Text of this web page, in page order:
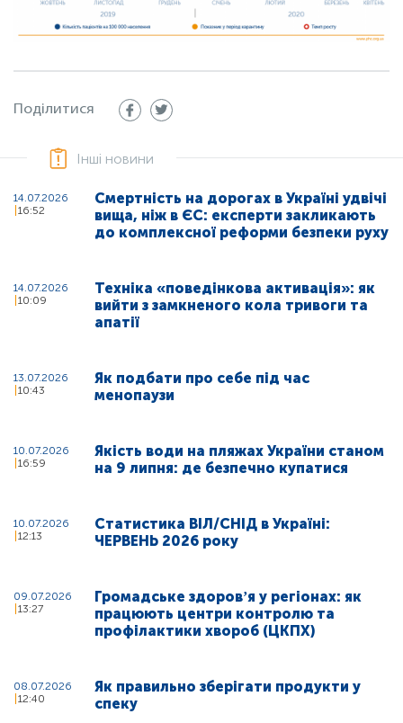
Поділитися
Інші новини
14.07.2026
16:52
Смертність на дорогах в Україні удвічі
вища, ніж в ЄС: експерти закликають
до комплексної реформи безпеки руху
14.07.2026
10:09
Техніка «поведінкова активація»: як
вийти з замкненого кола тривоги та
апатії
13.07.2026
10:43
Як подбати про себе під час
менопаузи
10.07.2026
16:59
Якість води на пляжах України станом
на 9 липня: де безпечно купатися
10.07.2026
12:13
Статистика ВІЛ/СНІД в Україні:
ЧЕРВЕНЬ 2026 року
09.07.2026
13:27
Громадське здоровʼя у регіонах: як
працюють центри контролю та
профілактики хвороб (ЦКПХ)
08.07.2026
12:40
Як правильно зберігати продукти у
спеку